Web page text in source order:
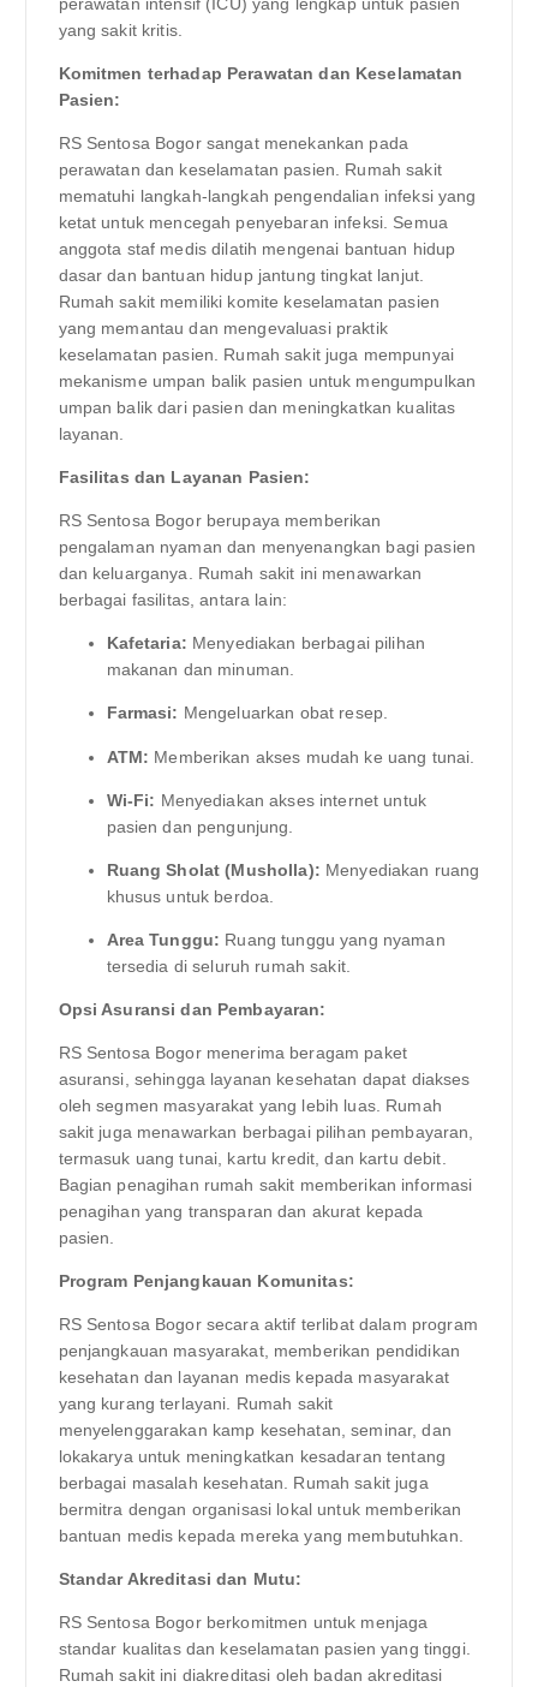
yang sakit kritis.
Komitmen terhadap Perawatan dan Keselamatan
Pasien:
RS Sentosa Bogor sangat menekankan pada
perawatan dan keselamatan pasien. Rumah sakit
mematuhi langkah-langkah pengendalian infeksi yang
ketat untuk mencegah penyebaran infeksi. Semua
anggota staf medis dilatih mengenai bantuan hidup
dasar dan bantuan hidup jantung tingkat lanjut.
Rumah sakit memiliki komite keselamatan pasien
yang memantau dan mengevaluasi praktik
keselamatan pasien. Rumah sakit juga mempunyai
mekanisme umpan balik pasien untuk mengumpulkan
umpan balik dari pasien dan meningkatkan kualitas
layanan.
Fasilitas dan Layanan Pasien:
RS Sentosa Bogor berupaya memberikan
pengalaman nyaman dan menyenangkan bagi pasien
dan keluarganya. Rumah sakit ini menawarkan
berbagai fasilitas, antara lain:
Kafetaria: Menyediakan berbagai pilihan
makanan dan minuman.
Farmasi: Mengeluarkan obat resep.
ATM: Memberikan akses mudah ke uang tunai.
Wi-Fi: Menyediakan akses internet untuk
pasien dan pengunjung.
Ruang Sholat (Musholla): Menyediakan ruang
khusus untuk berdoa.
Area Tunggu: Ruang tunggu yang nyaman
tersedia di seluruh rumah sakit.
Opsi Asuransi dan Pembayaran:
RS Sentosa Bogor menerima beragam paket
asuransi, sehingga layanan kesehatan dapat diakses
oleh segmen masyarakat yang lebih luas. Rumah
sakit juga menawarkan berbagai pilihan pembayaran,
termasuk uang tunai, kartu kredit, dan kartu debit.
Bagian penagihan rumah sakit memberikan informasi
penagihan yang transparan dan akurat kepada
pasien.
Program Penjangkauan Komunitas:
RS Sentosa Bogor secara aktif terlibat dalam program
penjangkauan masyarakat, memberikan pendidikan
kesehatan dan layanan medis kepada masyarakat
yang kurang terlayani. Rumah sakit
menyelenggarakan kamp kesehatan, seminar, dan
lokakarya untuk meningkatkan kesadaran tentang
berbagai masalah kesehatan. Rumah sakit juga
bermitra dengan organisasi lokal untuk memberikan
bantuan medis kepada mereka yang membutuhkan.
Standar Akreditasi dan Mutu:
RS Sentosa Bogor berkomitmen untuk menjaga
standar kualitas dan keselamatan pasien yang tinggi.
Rumah sakit ini diakreditasi oleh badan akreditasi